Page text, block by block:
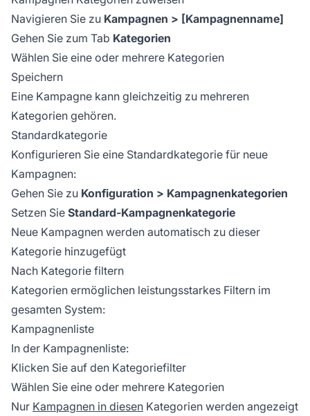
Navigieren Sie zu Kampagnen > [Kampagnenname]
Gehen Sie zum Tab Kategorien
Wählen Sie eine oder mehrere Kategorien
Speichern
Eine Kampagne kann gleichzeitig zu mehreren
Kategorien gehören.
Standardkategorie
Konfigurieren Sie eine Standardkategorie für neue
Kampagnen:
Gehen Sie zu Konfiguration > Kampagnenkategorien
Setzen Sie Standard-Kampagnenkategorie
Neue Kampagnen werden automatisch zu dieser
Kategorie hinzugefügt
Nach Kategorie filtern
Kategorien ermöglichen leistungsstarkes Filtern im
gesamten System:
Kampagnenliste
In der Kampagnenliste:
Klicken Sie auf den Kategoriefilter
Wählen Sie eine oder mehrere Kategorien
Nur Kampagnen in diesen Kategorien werden angezeigt